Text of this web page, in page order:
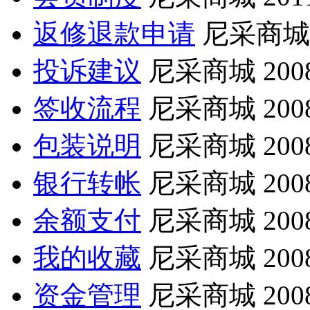
返修退款申请 尼采商城
投诉建议 尼采商城
签收流程 尼采商城
包装说明 尼采商城
银行转帐 尼采商城
余额支付 尼采商城
我的收藏 尼采商城
资金管理 尼采商城